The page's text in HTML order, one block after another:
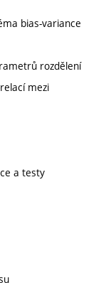
bias-variance
rozdělení
mezi
a testy